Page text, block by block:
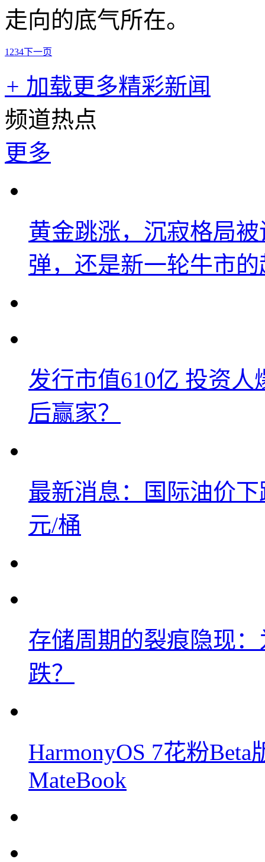
走向的底气所在。
1 234下一页
+ 加载更多精彩新闻
频道热点
更多
黄金跳涨，沉寂格局
弹，还是新一轮牛市
发行市值610亿 投资
后赢家？
最新消息：国际油价
元/桶
存储周期的裂痕隐现
跌？
HarmonyOS 7花粉
MateBook